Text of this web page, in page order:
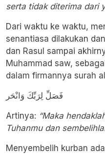
serta tidak diterima dari
Dari waktu ke waktu,
senantiasa dilakukan
dan Rasul sampai
Muhammad saw,
dalam firmannya surah
فَصَلِّ لِرَبِّكَ وَانْحَر
Artinya: “Maka
Tuhanmu dan
Menyembelih kurban